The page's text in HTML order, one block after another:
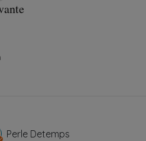
Perle Detemps